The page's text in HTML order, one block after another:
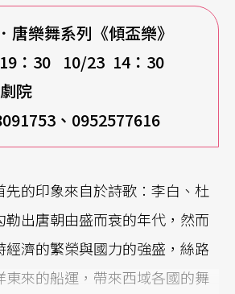
唐樂舞系列《傾盃樂》
：30 10/23 14：30
院
、0952577616
先的印象來自於詩歌：李白、杜
勒出唐朝由盛而衰的年代，然而
經濟的繁榮與國力的強盛，絲路
東來的船運，帶來西域各國的舞